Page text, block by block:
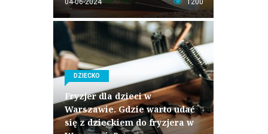
04-06-2024 1200
DZIECKO
Fryzjer dla dzieci w
Warszawie. Gdzie warto udać
się z dzieckiem do fryzjera w